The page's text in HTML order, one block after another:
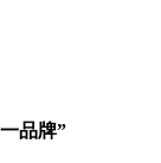
品牌”